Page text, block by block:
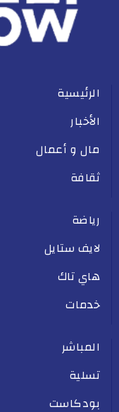
الرئيسية
الأخبار
مال و أعمال
ثقافة
رياضة
لايف ستايل
هاي تاك
خدمات
المباشر
تسلية
بودكاست